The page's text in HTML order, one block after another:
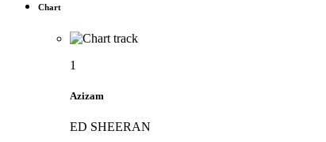
Chart
1
Azizam
ED SHEERAN